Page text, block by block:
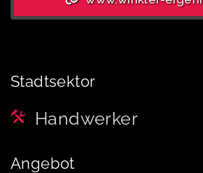
Stadtsektor
Handwerker
Angebot